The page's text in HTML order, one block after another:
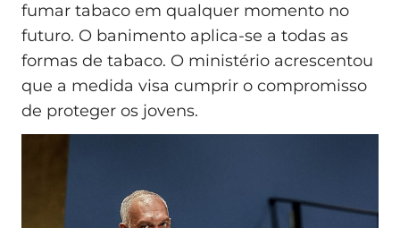
fumar tabaco em qualquer momento no
futuro. O banimento aplica-se a todas as
formas de tabaco. O ministério acrescentou
que a medida visa cumprir o compromisso
de proteger os jovens.